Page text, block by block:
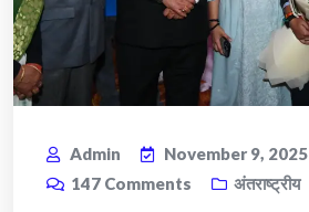
Admin
November 9, 2025
147 Comments अंतराष्ट्रीय